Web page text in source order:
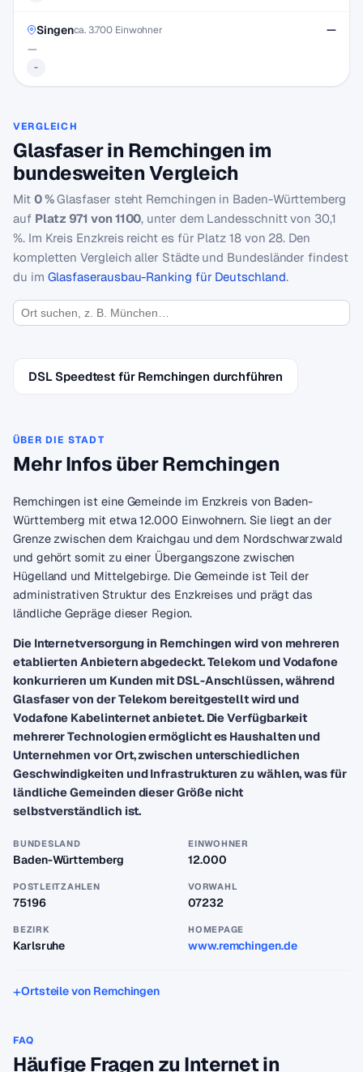
Singenca. 3.700 Einwohner
-
—
—
VERGLEICH
Glasfaser in Remchingen im
bundesweiten Vergleich
Mit 0 %Glasfaser steht Remchingen in Baden-Württemberg
auf Platz 971 von 1100, unter dem Landesschnitt von 30,1
%. Im Kreis Enzkreis reicht es für Platz 18 von 28. Den
kompletten Vergleich aller Städte und Bundesländer findest
du im Glasfaserausbau-Ranking für Deutschland.
DSL Speedtest für Remchingen durchführen
ÜBER DIE STADT
Mehr Infos über Remchingen
Remchingen ist eine Gemeinde im Enzkreis von Baden-
Württemberg mit etwa 12.000 Einwohnern. Sie liegt an der
Grenze zwischen dem Kraichgau und dem Nordschwarzwald
und gehört somit zu einer Übergangszone zwischen
Hügelland und Mittelgebirge. Die Gemeinde ist Teil der
administrativen Struktur des Enzkreises und prägt das
ländliche Gepräge dieser Region.
Die Internetversorgung in Remchingen wird von mehreren
etablierten Anbietern abgedeckt. Telekom und Vodafone
konkurrieren um Kunden mit DSL-Anschlüssen, während
Glasfaser von der Telekom bereitgestellt wird und
Vodafone Kabelinternet anbietet. Die Verfügbarkeit
mehrerer Technologien ermöglicht es Haushalten und
Unternehmen vor Ort, zwischen unterschiedlichen
Geschwindigkeiten und Infrastrukturen zu wählen, was für
ländliche Gemeinden dieser Größe nicht
selbstverständlich ist.
BUNDESLAND
Baden-Württemberg
EINWOHNER
12.000
POSTLEITZAHLEN
75196
VORWAHL
07232
BEZIRK
Karlsruhe
HOMEPAGE
www.remchingen.de
Ortsteile von Remchingen
FAQ
Häufige Fragen zu Internet in